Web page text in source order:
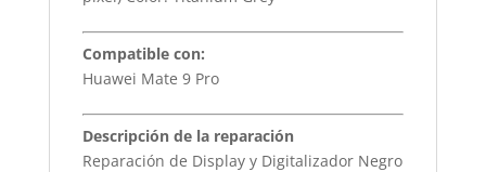
Compatible con:
Huawei Mate 9 Pro
Descripción de la reparación
Reparación de Display y Digitalizador Negro